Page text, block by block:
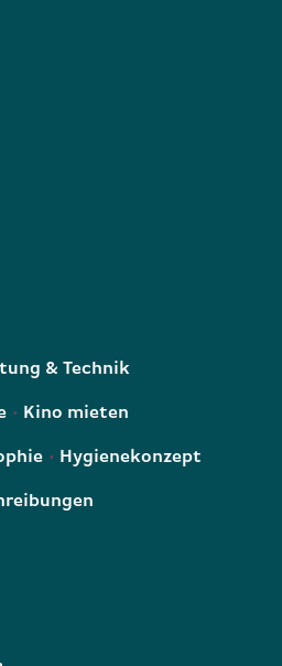
& Technik
Kino mieten
Hygienekonzept